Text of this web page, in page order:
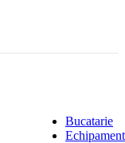
Bucatarie